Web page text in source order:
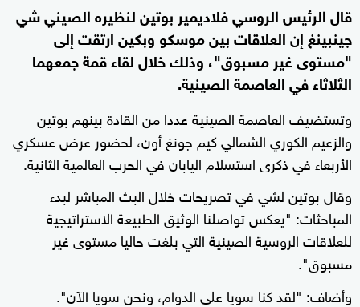
قال الرئيس الروسي فلاديمير بوتين لنظيره الصيني شي
جينبينغ إن العلاقات بين موسكو وبكين ارتقت إلى
"مستوى غير مسبوق"، وذلك خلال لقاء قمة جمعهما
الثلاثاء في العاصمة الصينية.
وتستضيف العاصمة الصينية عددا من القادة بينهم بوتين
والزعيم الكوري الشمالي كيم جونغ أون، لحضور عرض عسكري
الأربعاء في ذكرى استسلام اليابان في الحرب العالمية الثانية.
وقال بوتين لشي في تصريحات خلال البث المباشر لبدء
المباحثات: "يعكس تواصلنا الوثيق الطبيعة الاستراتيجية
للعلاقات الروسية الصينية التي بلغت حاليا مستوى غير
مسبوق".
وأضاف: "لقد كنا سويا على الدوام، ونحن سويا الآن".